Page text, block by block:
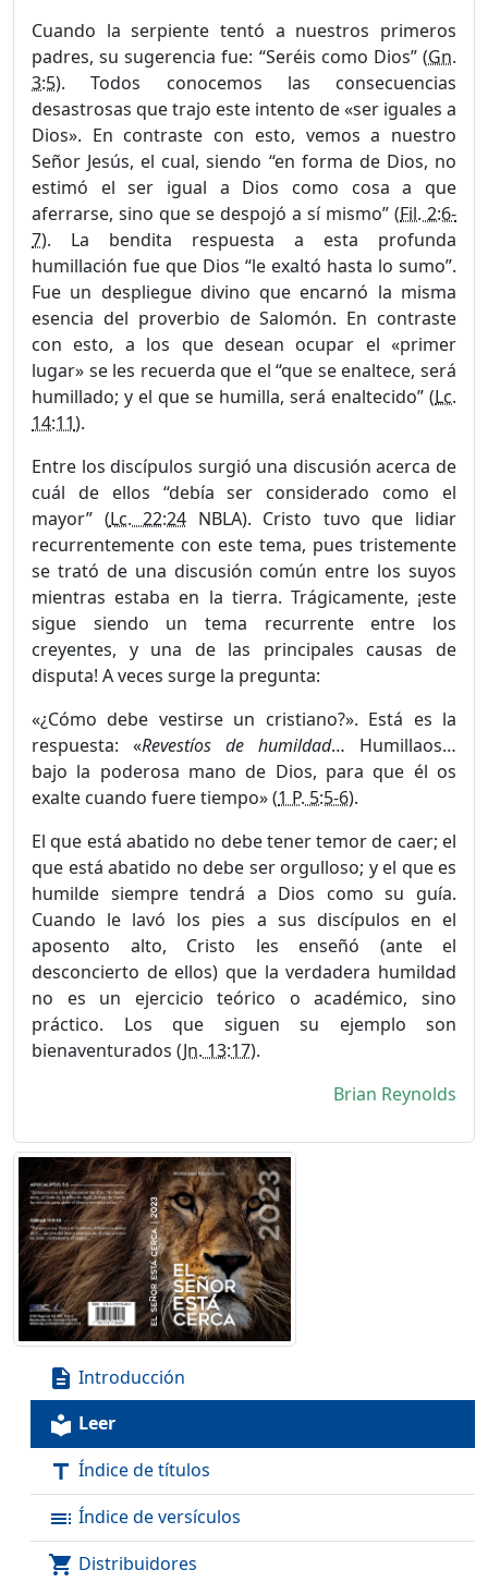
Cuando la serpiente tentó a nuestros primeros
padres, su sugerencia fue: “Seréis como Dios” (Gn.
3:5). Todos conocemos las consecuencias
desastrosas que trajo este intento de «ser iguales a
Dios». En contraste con esto, vemos a nuestro
Señor Jesús, el cual, siendo “en forma de Dios, no
estimó el ser igual a Dios como cosa a que
aferrarse, sino que se despojó a sí mismo” (Fil. 2:6-
7). La bendita respuesta a esta profunda
humillación fue que Dios “le exaltó hasta lo sumo”.
Fue un despliegue divino que encarnó la misma
esencia del proverbio de Salomón. En contraste
con esto, a los que desean ocupar el «primer
lugar» se les recuerda que el “que se enaltece, será
humillado; y el que se humilla, será enaltecido” (Lc.
14:11).
Entre los discípulos surgió una discusión acerca de
cuál de ellos “debía ser considerado como el
mayor” (Lc. 22:24 NBLA). Cristo tuvo que lidiar
recurrentemente con este tema, pues tristemente
se trató de una discusión común entre los suyos
mientras estaba en la tierra. Trágicamente, ¡este
sigue siendo un tema recurrente entre los
creyentes, y una de las principales causas de
disputa! A veces surge la pregunta:
«¿Cómo debe vestirse un cristiano?». Está es la
respuesta: «Revestíos de humildad… Humillaos…
bajo la poderosa mano de Dios, para que él os
exalte cuando fuere tiempo» (1 P. 5:5-6).
El que está abatido no debe tener temor de caer; el
que está abatido no debe ser orgulloso; y el que es
humilde siempre tendrá a Dios como su guía.
Cuando le lavó los pies a sus discípulos en el
aposento alto, Cristo les enseñó (ante el
desconcierto de ellos) que la verdadera humildad
no es un ejercicio teórico o académico, sino
práctico. Los que siguen su ejemplo son
bienaventurados (Jn. 13:17).
Brian Reynolds
description Introducción
local_library Leer
title Índice de títulos
toc Índice de versículos
shopping_cart Distribuidores